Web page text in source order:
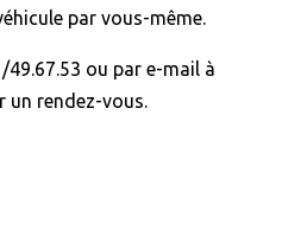
par vous-même.
ou par e-mail à
un rendez-vous.